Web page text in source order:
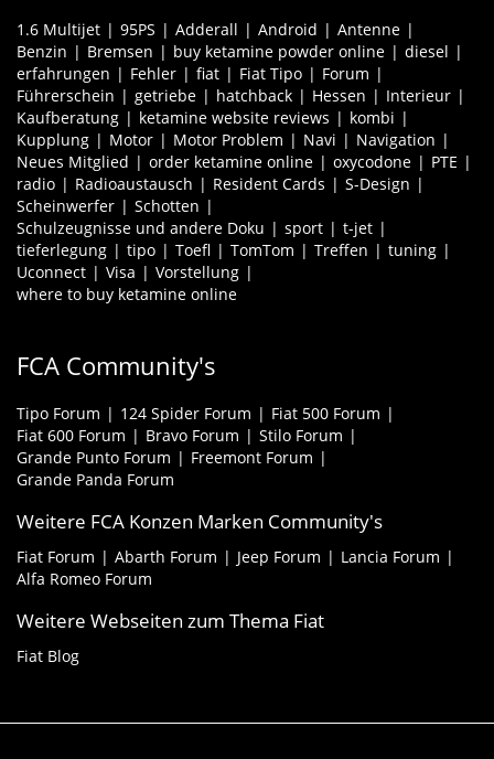
1.6 Multijet 95PS Adderall Android
Antenne
Benzin
Bremsen buy ketamine powder online
diesel
erfahrungen
Fehler fiat Fiat Tipo
Forum
Führerschein
getriebe hatchback Hessen
Interieur
Kaufberatung
ketamine website reviews
kombi
Kupplung
Motor Motor Problem Navi
Navigation
Neues Mitglied
order ketamine online oxycodone
PTE
radio
Radioaustausch Resident Cards
S-Design
Scheinwerfer
Schotten
Schulzeugnisse und andere Doku
sport
t-jet
tieferlegung
tipo Toefl TomTom Treffen
tuning
Uconnect
Visa
Vorstellung
where to buy ketamine online
FCA Community's
Tipo Forum 124 Spider Forum
Fiat 500 Forum
Fiat 600 Forum
Bravo Forum
Stilo Forum
Grande Punto Forum
Freemont Forum
Grande Panda Forum
Weitere FCA Konzen Marken Community's
Fiat Forum Abarth Forum Jeep Forum
Lancia Forum
Alfa Romeo Forum
Weitere Webseiten zum Thema Fiat
Fiat Blog